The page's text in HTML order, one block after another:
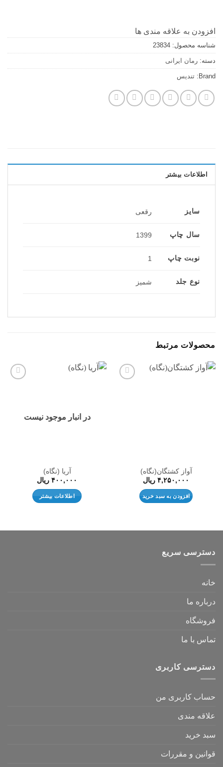
افزودن به علاقه مندی ها
شناسه محصول: 23834
دسته: رمان ایرانی
Brand: تندیس
اطلاعات بیشتر
سایز رقعی
سال چاپ 1399
نوبت چاپ 1
نوع جلد شمیز
محصولات مرتبط
آواز کشتگان(نگاه)
۴,۲۵۰,۰۰۰ ریال
افزودن به سبد خرید
در انبار موجود نیست
آریا (نگاه)
۴۰۰,۰۰۰ ریال
اطلاعات بیشتر
دسترسی سریع
خانه
درباره ما
فروشگاه
تماس با ما
دسترسی کاربری
حساب کاربری من
علاقه مندی
سبد خرید
قوانین و مقررات